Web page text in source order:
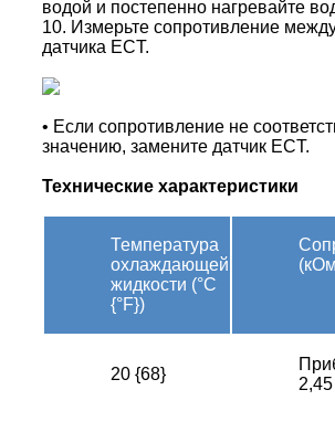
водой и постепенно нагревайте
10. Измерьте сопротивление
датчика ECT.
• Если сопротивление не
значению, замените датчик ECT.
Технические характеристики
Температура
охлаждающей
жидкости (°C
{°F})
20 {68}
2,45